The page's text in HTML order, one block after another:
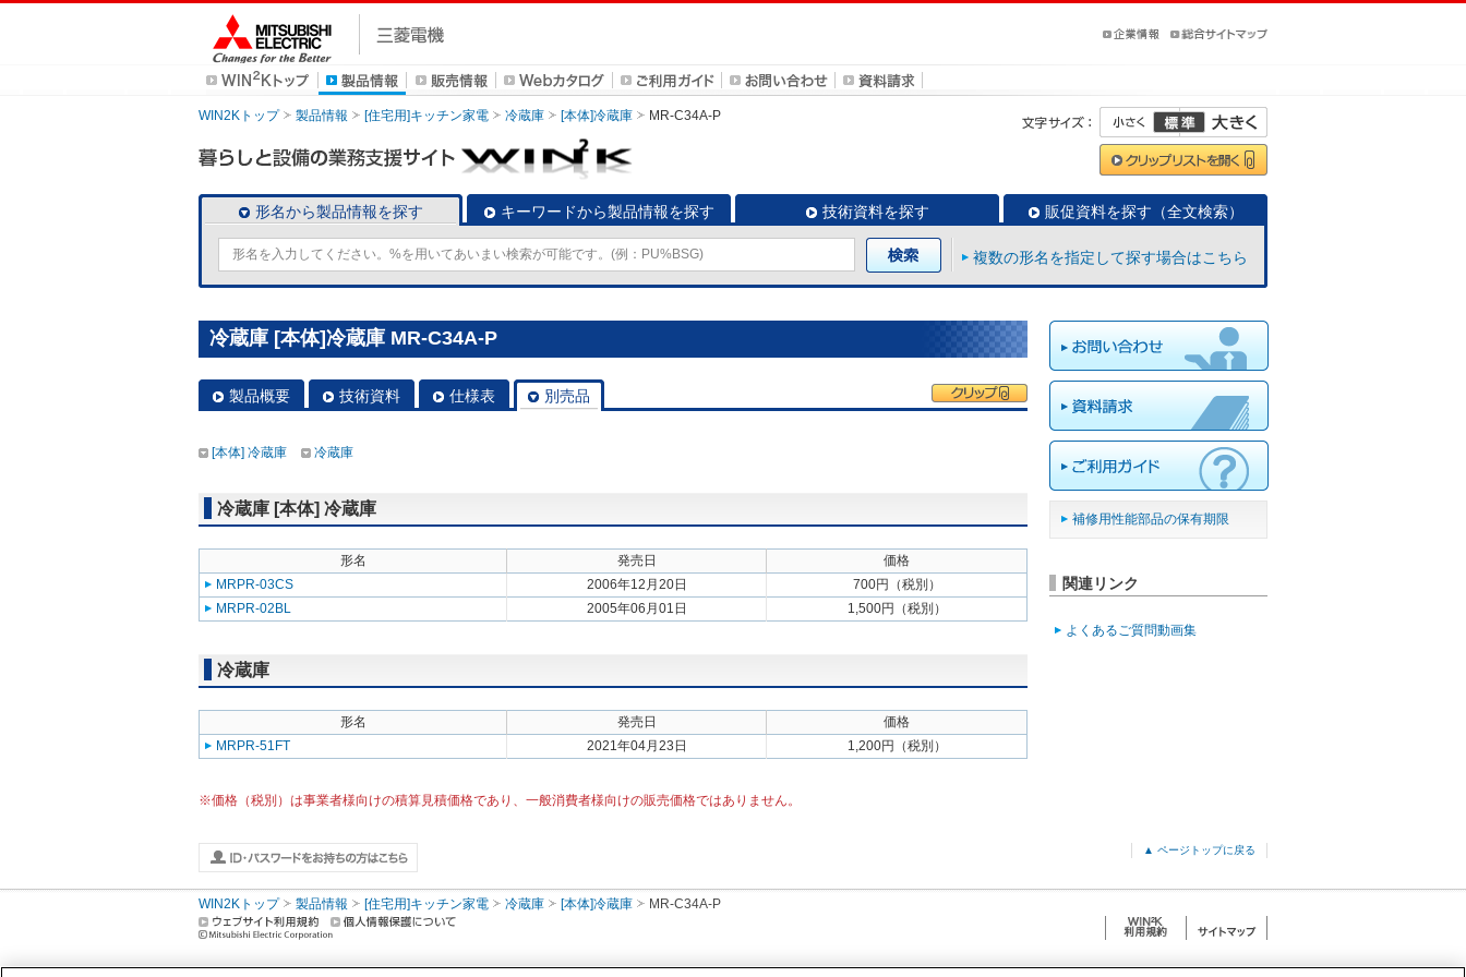
WIN2Kトップ 製品情報 [住宅用]キッチン家電 冷蔵庫 [本体]冷蔵庫 MR-C34A-P
形名から製品情報を探す キーワードから製品情報を探す 技術資料を探す 販促資料を探す（全文検索）
複数の形名を指定して探す場合はこちら
冷蔵庫 [本体]冷蔵庫 MR-C34A-P
製品概要 技術資料 仕様表 別売品
[本体] 冷蔵庫 冷蔵庫
冷蔵庫 [本体] 冷蔵庫
形名 発売日
価格
MRPR-03CS
2006年12月20日
700円（税別）
MRPR-02BL
2005年06月01日 1,500円（税別）
冷蔵庫
形名 発売日
価格
MRPR-51FT
2021年04月23日 1,200円（税別）
※価格（税別）は事業者様向けの積算見積価格であり、一般消費者様向けの販売価格ではありません。
補修用性能部品の保有期限
関連リンク
よくあるご質問動画集
▲ ページトップに戻る
WIN2Kトップ 製品情報 [住宅用]キッチン家電 冷蔵庫 [本体]冷蔵庫 MR-C34A-P